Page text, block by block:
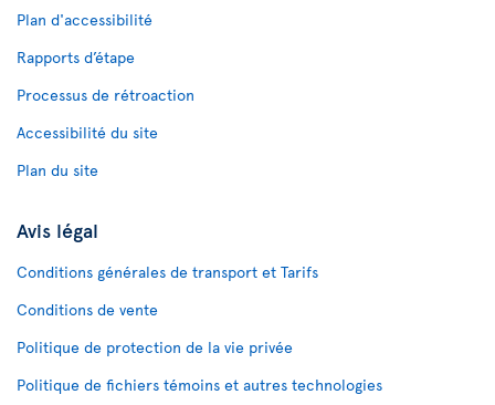
Plan d'accessibilité
Rapports d’étape
Processus de rétroaction
Accessibilité du site
Plan du site
Avis légal
Conditions générales de transport et Tarifs
Conditions de vente
Politique de protection de la vie privée
Politique de fichiers témoins et autres technologies